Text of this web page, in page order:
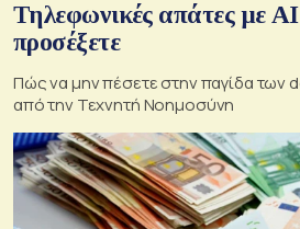
Τηλεφωνικές απάτες με
προσέξετε
Πώς να μην πέσετε στην παγίδα
από την Τεχνητή Νοημοσύνη